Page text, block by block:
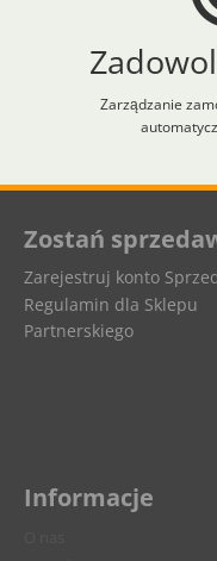
Zarządzanie
Aplikacja załadowana z
Zostań
Zarejestruj konto
Regulamin dla Sklepu
Partnerskiego
Informacje